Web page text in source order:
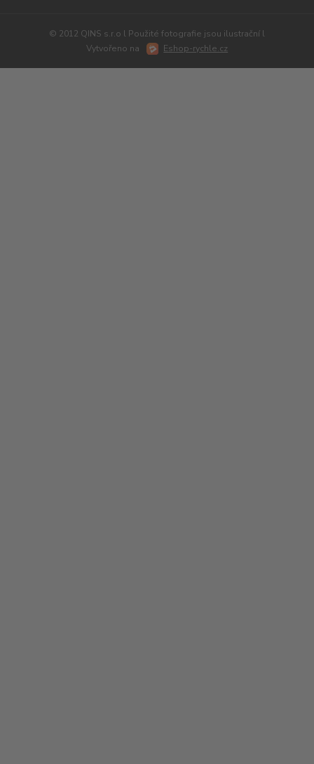
© 2012 QINS s.r.o l Použité fotografie jsou ilustrační l
Vytvořeno na
Eshop-rychle.cz